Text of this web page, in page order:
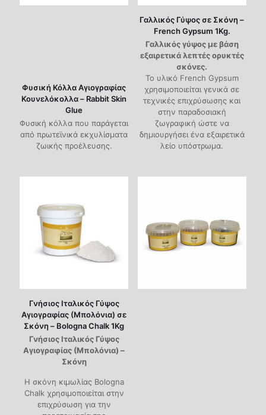
Φυσική Κόλλα Αγιογραφίας
Κουνελόκολλα – Rabbit Skin
Glue
Φυσική κόλλα που παράγεται
από πρωτεϊνικά εκχυλίσματα
ζωικής προέλευσης.
Γαλλικός Γύψος σε Σκόνη –
French Gypsum 1Kg.
Γαλλικός γύψος με βάση
εξαιρετικά λεπτές ορυκτές
σκόνες.
Το υλικό French Gypsum
χρησιμοποιείται γενικά σε
τεχνικές επιχρύσωσης και
στην παραδοσιακή
ζωγραφική ώστε να
δημιουργήσει ένα εξαιρετικά
λείο υπόστρωμα.
Γνήσιος Ιταλικός Γύψος
Αγιογραφίας (Μπολόνια) σε
Σκόνη – Bologna Chalk 1Kg
Γνήσιος Ιταλικός Γύψος
Αγιογραφίας (Μπολόνια) –
Σκόνη
Η σκόνη κιμωλίας Bologna
Chalk χρησιμοποιείται στην
επιχρύσωση για την